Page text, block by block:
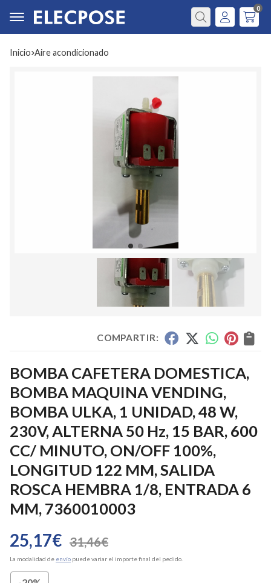
Buscar
0
Inicio aire acondicionado
COMPARTIR:
BOMBA CAFETERA DOMESTICA,
BOMBA MAQUINA VENDING,
BOMBA ULKA, 1 UNIDAD, 48 W,
230V, ALTERNA 50 Hz, 15 BAR, 600
CC/ MINUTO, ON/OFF 100%,
LONGITUD 122 MM, SALIDA
ROSCA HEMBRA 1/8, ENTRADA 6
MM, 7360010003
25,17€ 31,46€
La modalidad de envío puede variar el importe final del pedido.